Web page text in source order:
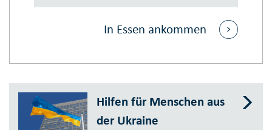
In Essen ankommen
Hilfen für Menschen aus
der Ukraine